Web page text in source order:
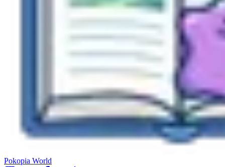
Pokopia World